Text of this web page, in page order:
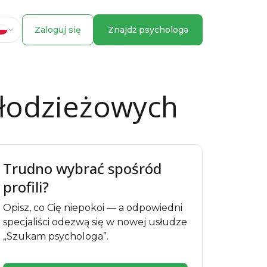
Zaloguj się Znajdź psychologa
Trudno wybrać spośród
profili?
Opisz, co Cię niepokoi — a odpowiedni
specjaliści odezwą się w nowej usłudze
„Szukam psychologa”.